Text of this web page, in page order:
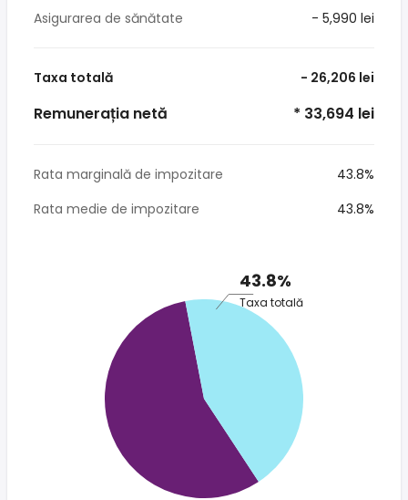
Asigurarea de sănătate
- 5,990 lei
Taxa totală - 26,206 lei
Remunerația netă * 33,694 lei
Rata marginală de impozitare
43.8%
Rata medie de impozitare
43.8%
43.8%
Taxa totală